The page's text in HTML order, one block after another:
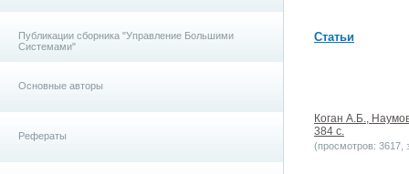
Публикации сборника "Управление Большими
Системами"
Основные авторы
Рефераты
Статьи
Коган А.Б.,
384 с.
(просмотров: 3617,